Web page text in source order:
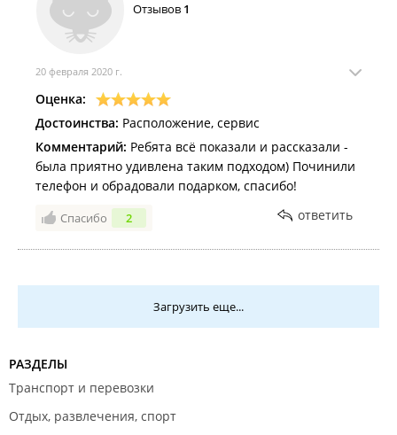
Отзывов 1
20 февраля 2020 г.
Оценка:
Достоинства: Расположение, сервис
Комментарий: Ребята всё показали и рассказали -
была приятно удивлена таким подходом) Починили
телефон и обрадовали подарком, спасибо!
Спасибо 2 ответить
Загрузить еще...
РАЗДЕЛЫ
Транспорт и перевозки
Отдых, развлечения, спорт